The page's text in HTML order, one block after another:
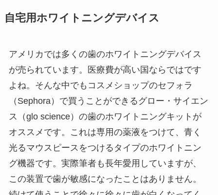
自宅用ホワイトニングデバイス
アメリカでは多くの歯のホワイトニングデバイス
が売られています。医療費が高い国ならではです
よね。そんな中でもコスメショップのセフォラ
（Sephora）で買うことができるグロー・サイエン
ス（glo science）の歯のホワイトニングキットが
オススメです。これは専用の薬液をつけて、青く
光るマウスピースをつけるタイプのホワイトニン
グ機器です。実際筆者も長年愛用していますが、
この装置で歯が敏感になったことはありません。